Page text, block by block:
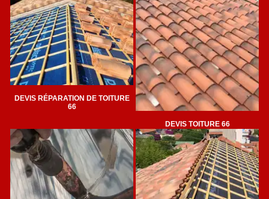
DEVIS RÉPARATION DE TOITURE
66
DEVIS TOITURE 66